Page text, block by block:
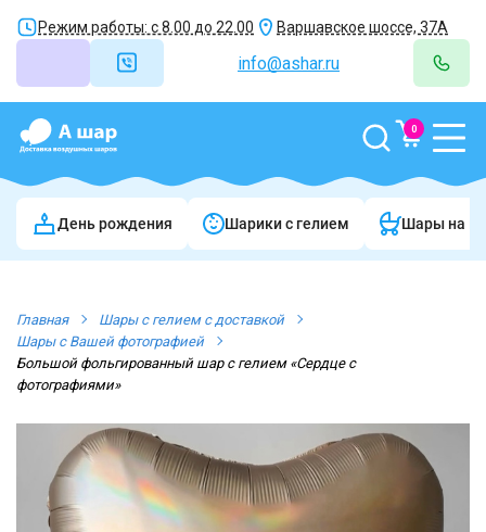
Режим работы: с 8.00 до 22.00 Варшавское шоссе, 37А
info@ashar.ru
0
День рождения Шарики c гелием Шары на
Главная
Шары с гелием с доставкой
Шары с Вашей фотографией
Большой фольгированный шар с гелием «Сердце с
фотографиями»